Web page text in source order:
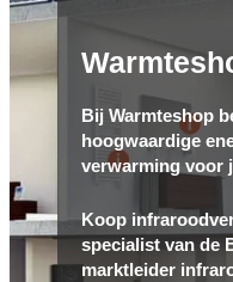
Bij Warmteshop
hoogwaardige
verwarming voor
Koop
specialist van de
marktleider